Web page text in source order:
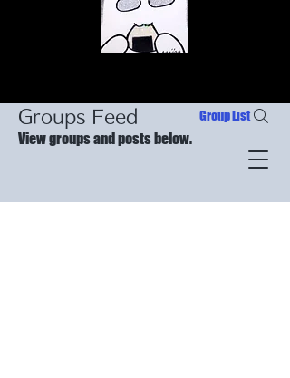
Groups Feed Group List
View groups and posts below.